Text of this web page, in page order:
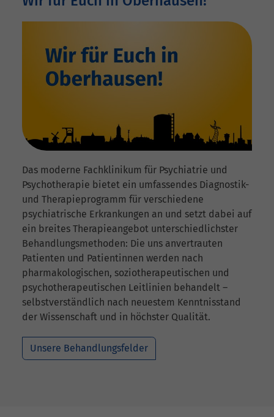
Das moderne Fachklinikum für Psychiatrie und
Psychotherapie bietet ein umfassendes Diagnostik-
und Therapieprogramm für verschiedene
psychiatrische Erkrankungen an und setzt dabei auf
ein breites Therapieangebot unterschiedlichster
Behandlungsmethoden: Die uns anvertrauten
Patienten und Patientinnen werden nach
pharmakologischen, soziotherapeutischen und
psychotherapeutischen Leitlinien behandelt –
selbstverständlich nach neuestem Kenntnisstand
der Wissenschaft und in höchster Qualität.
Unsere Behandlungsfelder